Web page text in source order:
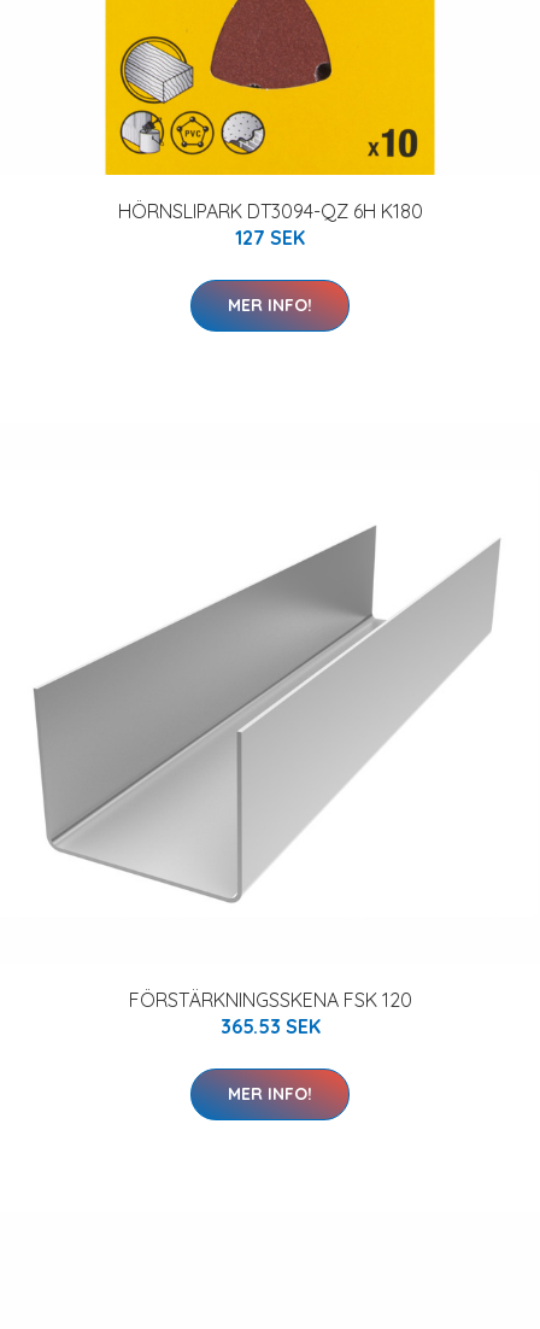
HÖRNSLIPARK DT3094-QZ 6H K180
127 SEK
MER INFO!
FÖRSTÄRKNINGSSKENA FSK 120
365.53 SEK
MER INFO!